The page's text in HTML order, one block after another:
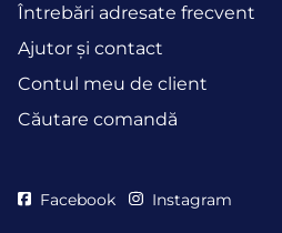
Întrebări adresate frecvent
Ajutor și contact
Contul meu de client
Căutare comandă
Facebook Instagram